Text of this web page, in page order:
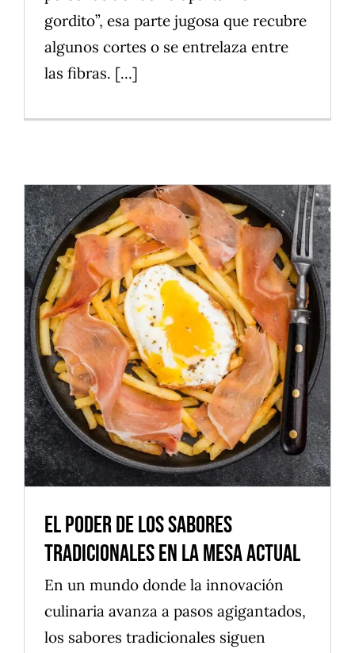
gordito”, esa parte jugosa que recubre
algunos cortes o se entrelaza entre
las fibras. [...]
El Poder de los Sabores
Tradicionales en la Mesa Actual
Alimentos Cocina saludable Postres Productos naturales
El Poder de los Sabores
Tradicionales en la Mesa Actual
En un mundo donde la innovación
culinaria avanza a pasos agigantados,
los sabores tradicionales siguen